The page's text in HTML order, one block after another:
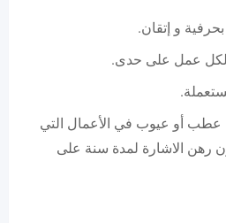
و إتقان.
لكل عمل على حدى.
عطب أو عيوب في الأعمال التي
رهن الاشارة لمدة سنة على